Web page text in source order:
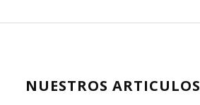
NUESTROS ARTICULOS